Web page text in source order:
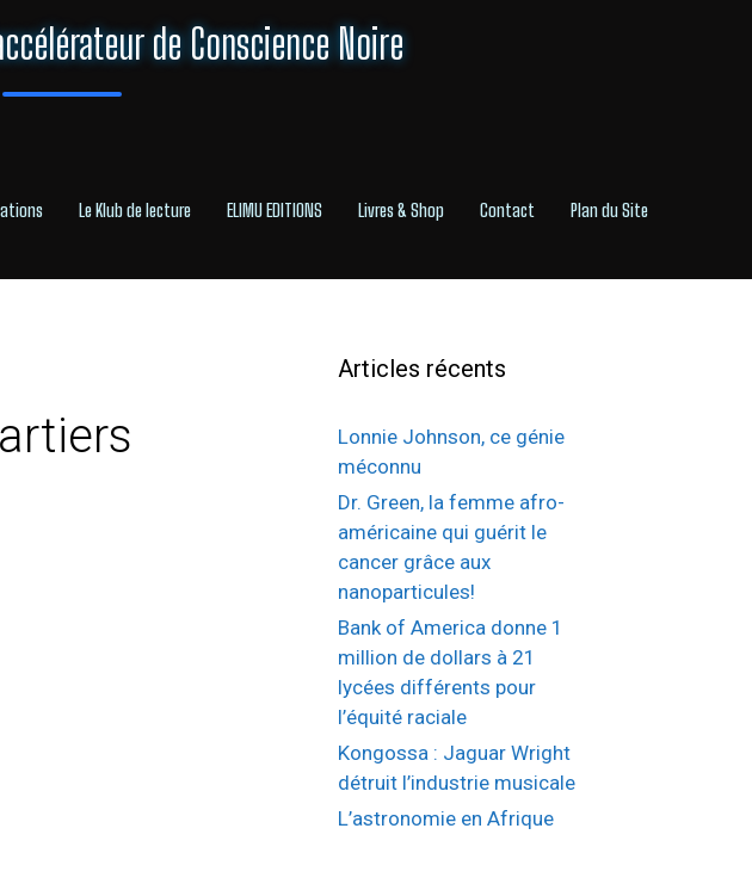
de Conscience Noire
Le Klub de lecture ELIMU EDITIONS Livres & Shop Contact Plan du Site
Articles récents
Lonnie Johnson, ce génie
méconnu
Dr. Green, la femme afro-
américaine qui guérit le
cancer grâce aux
nanoparticules!
Bank of America donne 1
million de dollars à 21
lycées différents pour
l’équité raciale
Kongossa : Jaguar Wright
détruit l’industrie musicale
L’astronomie en Afrique